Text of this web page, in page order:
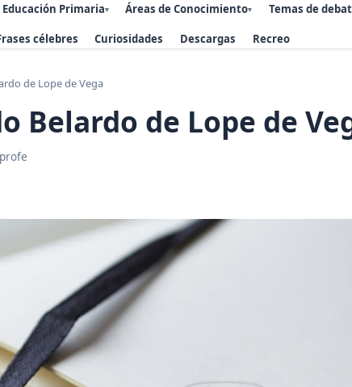
Educación Primaria▾ Áreas de Conocimiento▾ Temas de
célebres Curiosidades Descargas Recreo
de Lope de Vega
Belardo de Lope de